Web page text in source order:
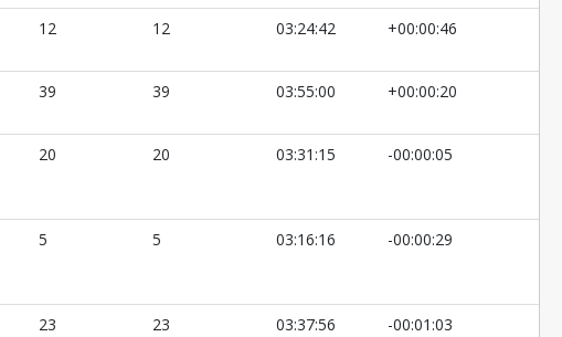
12 12 03:24:42 +00:00:46
39 39 03:55:00 +00:00:20
20 20 03:31:15 -00:00:05
5 5 03:16:16 -00:00:29
23 23 03:37:56 -00:01:03